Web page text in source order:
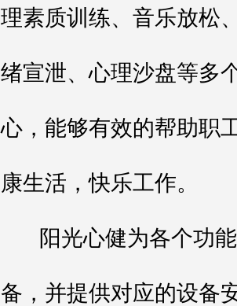
理素质训练、音乐放松
绪宣泄、心理沙盘等多
心，能够有效的帮助职
康生活，快乐工作。
阳光心健为各个功能
备，并提供对应的设备